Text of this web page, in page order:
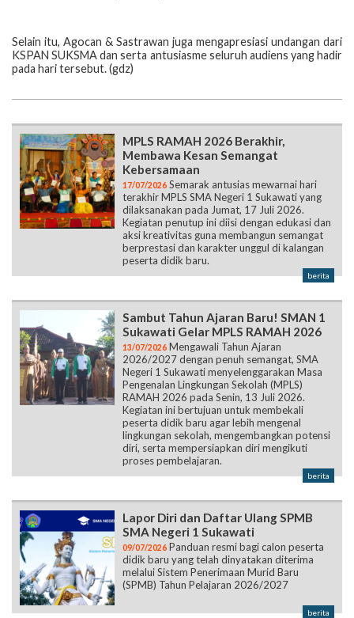
Selain itu, Agocan & Sastrawan juga mengapresiasi undangan dari
KSPAN SUKSMA dan serta antusiasme seluruh audiens yang hadir
pada hari tersebut. (gdz)
MPLS RAMAH 2026 Berakhir,
Membawa Kesan Semangat
Kebersamaan
17/07/2026 Semarak antusias mewarnai hari
terakhir MPLS SMA Negeri 1 Sukawati yang
dilaksanakan pada Jumat, 17 Juli 2026.
Kegiatan penutup ini diisi dengan edukasi dan
aksi kreativitas guna membangun semangat
berprestasi dan karakter unggul di kalangan
peserta didik baru.
berita
Sambut Tahun Ajaran Baru! SMAN 1
Sukawati Gelar MPLS RAMAH 2026
13/07/2026 Mengawali Tahun Ajaran
2026/2027 dengan penuh semangat, SMA
Negeri 1 Sukawati menyelenggarakan Masa
Pengenalan Lingkungan Sekolah (MPLS)
RAMAH 2026 pada Senin, 13 Juli 2026.
Kegiatan ini bertujuan untuk membekali
peserta didik baru agar lebih mengenal
lingkungan sekolah, mengembangkan potensi
diri, serta mempersiapkan diri mengikuti
proses pembelajaran.
berita
Lapor Diri dan Daftar Ulang SPMB
SMA Negeri 1 Sukawati
09/07/2026 Panduan resmi bagi calon peserta
didik baru yang telah dinyatakan diterima
melalui Sistem Penerimaan Murid Baru
(SPMB) Tahun Pelajaran 2026/2027
berita